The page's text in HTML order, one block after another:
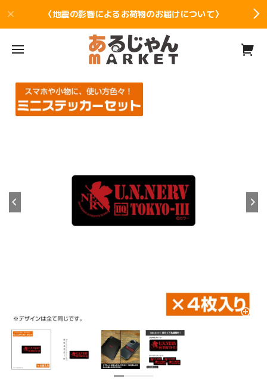
〈地震の影響によるお荷物のお届けについて〉